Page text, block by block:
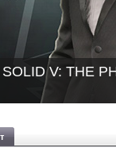
V: THE